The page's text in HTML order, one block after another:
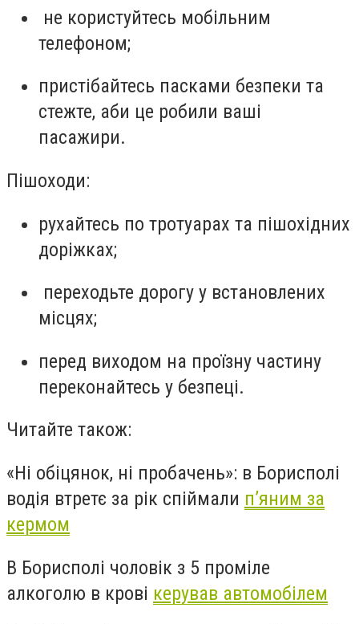
не користуйтесь мобільним
телефоном;
пристібайтесь пасками безпеки та
стежте, аби це робили ваші
пасажири.
Пішоходи:
рухайтесь по тротуарах та пішохідних
доріжках;
переходьте дорогу у встановлених
місцях;
перед виходом на проїзну частину
переконайтесь у безпеці.
Читайте також:
«Ні обіцянок, ні пробачень»: в Борисполі
водія втретє за рік спіймали п’яним за
кермом
В Борисполі чоловік з 5 проміле
алкоголю в крові керував автомобілем